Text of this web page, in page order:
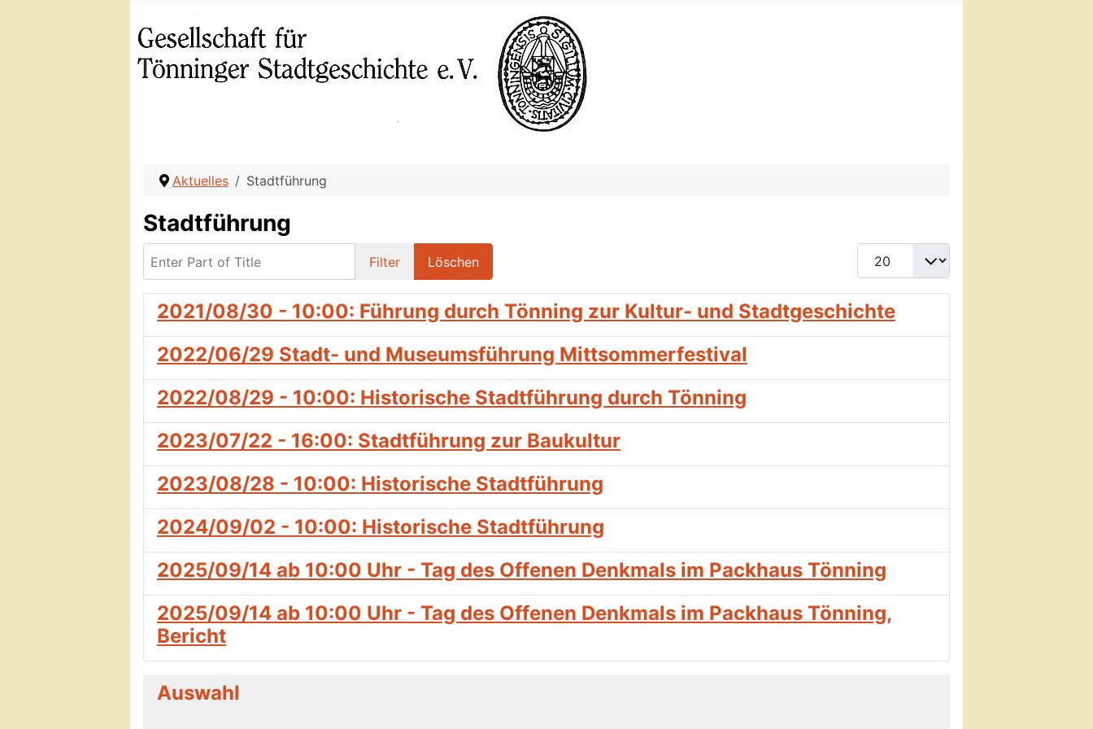
Aktuelles Stadtführung
Stadtführung
Filter Löschen
Anzeige #
2021/08/30 - 10:00: Führung durch Tönning zur Kultur- und Stadtgeschichte
2022/06/29 Stadt- und Museumsführung Mittsommerfestival
2022/08/29 - 10:00: Historische Stadtführung durch Tönning
2023/07/22 - 16:00: Stadtführung zur Baukultur
2023/08/28 - 10:00: Historische Stadtführung
2024/09/02 - 10:00: Historische Stadtführung
2025/09/14 ab 10:00 Uhr - Tag des Offenen Denkmals im Packhaus Tönning
2025/09/14 ab 10:00 Uhr - Tag des Offenen Denkmals im Packhaus Tönning,
Bericht
Auswahl